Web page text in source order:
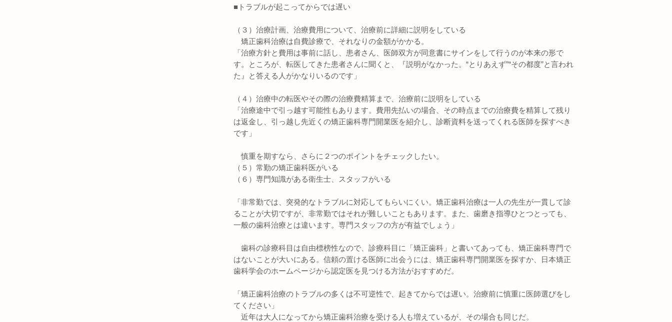
■トラブルが起こってからでは遅い
（３）治療計画、治療費用について、治療前に詳細に説明をしている
矯正歯科治療は自費診療で、それなりの金額がかかる。
「治療方針と費用は事前に話し、患者さん、医師双方が同意書にサインをして行うのが本来の形で
す。ところが、転医してきた患者さんに聞くと、『説明がなかった。“とりあえず”“その都度”と言われ
た』と答える人がかなりいるのです」
（４）治療中の転医やその際の治療費精算まで、治療前に説明をしている
「治療途中で引っ越す可能性もあります。費用先払いの場合、その時点までの治療費を精算して残り
は返金し、引っ越し先近くの矯正歯科専門開業医を紹介し、診断資料を送ってくれる医師を探すべき
です」
慎重を期すなら、さらに２つのポイントをチェックしたい。
（５）常勤の矯正歯科医がいる
（６）専門知識がある衛生士、スタッフがいる
「非常勤では、突発的なトラブルに対応してもらいにくい。矯正歯科治療は一人の先生が一貫して診
ることが大切ですが、非常勤ではそれが難しいこともあります。また、歯磨き指導ひとつとっても、
一般の歯科治療とは違います。専門スタッフの方が有益でしょう」
歯科の診療科目は自由標榜性なので、診療科目に「矯正歯科」と書いてあっても、矯正歯科専門で
はないことが大いにある。信頼の置ける医師に出会うには、矯正歯科専門開業医を探すか、日本矯正
歯科学会のホームページから認定医を見つける方法がおすすめだ。
「矯正歯科治療のトラブルの多くは不可逆性で、起きてからでは遅い。治療前に慎重に医師選びをし
てください」
近年は大人になってから矯正歯科治療を受ける人も増えているが、その場合も同じだ。